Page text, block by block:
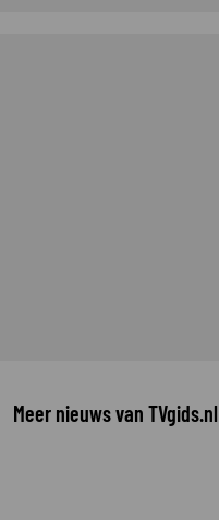
Meer nieuws van TVgids.nl